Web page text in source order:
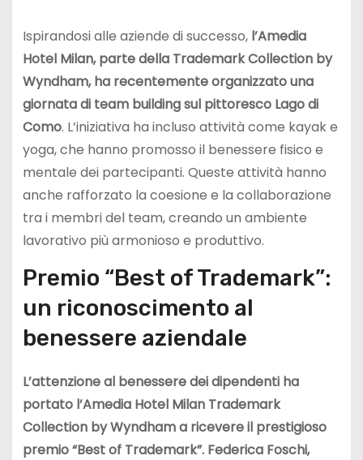
Ispirandosi alle aziende di successo, l’Amedia
Hotel Milan, parte della Trademark Collection by
Wyndham, ha recentemente organizzato una
giornata di team building sul pittoresco Lago di
Como. L’iniziativa ha incluso attività come kayak e
yoga, che hanno promosso il benessere fisico e
mentale dei partecipanti. Queste attività hanno
anche rafforzato la coesione e la collaborazione
tra i membri del team, creando un ambiente
lavorativo più armonioso e produttivo.
Premio “Best of Trademark”:
un riconoscimento al
benessere aziendale
L’attenzione al benessere dei dipendenti ha
portato l’Amedia Hotel Milan Trademark
Collection by Wyndham a ricevere il prestigioso
premio “Best of Trademark”. Federica Foschi,